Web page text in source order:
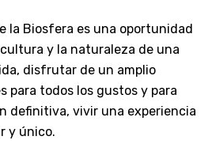
la Biosfera es una oportunidad
y la naturaleza de una
disfrutar de un amplio
para todos los gustos y para
definitiva, vivir una experiencia
y único.